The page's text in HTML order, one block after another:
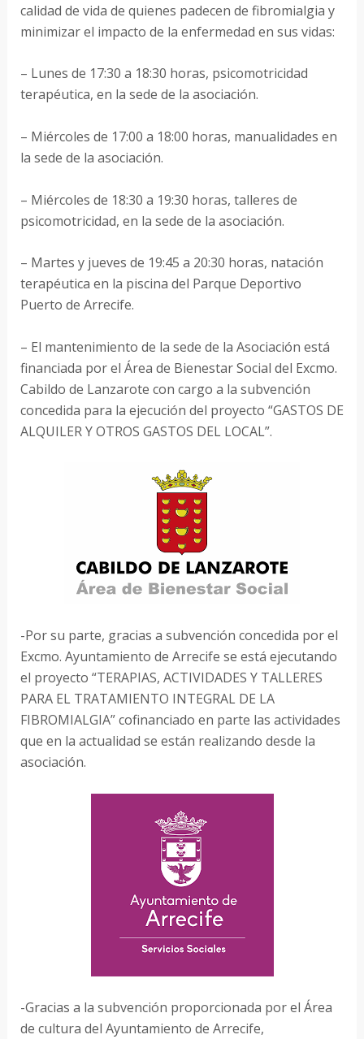
calidad de vida de quienes padecen de fibromialgia y
minimizar el impacto de la enfermedad en sus vidas:
– Lunes de 17:30 a 18:30 horas, psicomotricidad
terapéutica, en la sede de la asociación.
– Miércoles de 17:00 a 18:00 horas, manualidades en
la sede de la asociación.
– Miércoles de 18:30 a 19:30 horas, talleres de
psicomotricidad, en la sede de la asociación.
– Martes y jueves de 19:45 a 20:30 horas, natación
terapéutica en la piscina del Parque Deportivo
Puerto de Arrecife.
– El mantenimiento de la sede de la Asociación está
financiada por el Área de Bienestar Social del Excmo.
Cabildo de Lanzarote con cargo a la subvención
concedida para la ejecución del proyecto “GASTOS DE
ALQUILER Y OTROS GASTOS DEL LOCAL”.
-Por su parte, gracias a subvención concedida por el
Excmo. Ayuntamiento de Arrecife se está ejecutando
el proyecto “TERAPIAS, ACTIVIDADES Y TALLERES
PARA EL TRATAMIENTO INTEGRAL DE LA
FIBROMIALGIA” cofinanciado en parte las actividades
que en la actualidad se están realizando desde la
asociación.
-Gracias a la subvención proporcionada por el Área
de cultura del Ayuntamiento de Arrecife,